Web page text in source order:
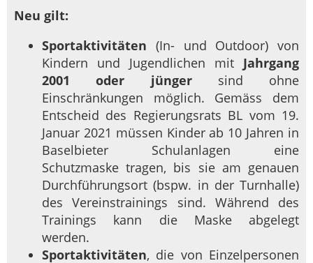
Neu gilt:
Sportaktivitäten (In- und Outdoor) von
Kindern und Jugendlichen mit Jahrgang
2001 oder jüngersind ohne
Einschränkungen möglich. Gemäss dem
Entscheid des Regierungsrats BL vom 19.
Januar 2021 müssen Kinder ab 10 Jahren in
Baselbieter Schulanlagen eine
Schutzmaske tragen, bis sie am genauen
Durchführungsort (bspw. in der Turnhalle)
des Vereinstrainings sind. Während des
Trainings kann die Maske abgelegt
werden.
Sportaktivitäten, die von Einzelpersonen